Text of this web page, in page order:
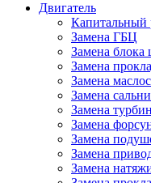
Двигатель
Капитальный
Замена ГБЦ
Замена блока
Замена
Замена
Замена
Замена
Замена
Замена
Замена
Замена